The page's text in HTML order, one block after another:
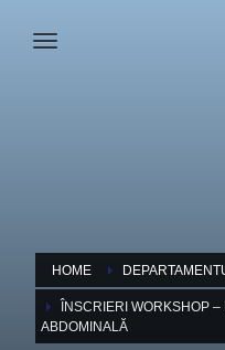
HOME
ÎNSCRIERI WORKSHOP
ABDOMINALĂ